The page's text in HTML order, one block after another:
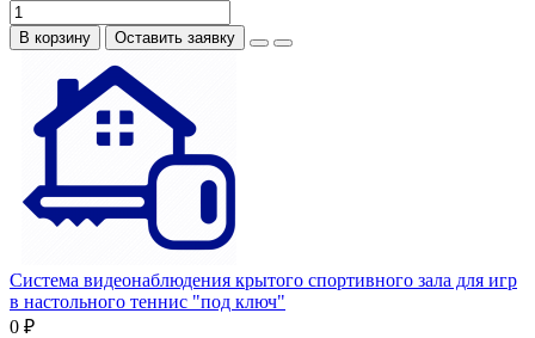
В корзину Оставить заявку
Система видеонаблюдения крытого спортивного зала для игр
в настольного теннис "под ключ"
0 ₽